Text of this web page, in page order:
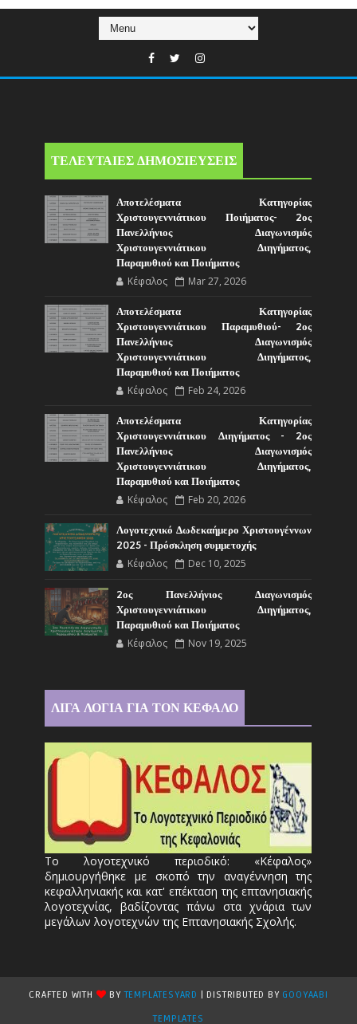
ΤΕΛΕΥΤΑΙΕΣ ΔΗΜΟΣΙΕΥΣΕΙΣ
Αποτελέσματα Κατηγορίας
Χριστουγεννιάτικου Ποιήματος- 2ος
Πανελλήνιος Διαγωνισμός
Χριστουγεννιάτικου Διηγήματος,
Παραμυθιού και Ποιήματος
Κέφαλος Mar 27, 2026
Αποτελέσματα Κατηγορίας
Χριστουγεννιάτικου Παραμυθιού- 2ος
Πανελλήνιος Διαγωνισμός
Χριστουγεννιάτικου Διηγήματος,
Παραμυθιού και Ποιήματος
Κέφαλος Feb 24, 2026
Αποτελέσματα Κατηγορίας
Χριστουγεννιάτικου Διηγήματος - 2ος
Πανελλήνιος Διαγωνισμός
Χριστουγεννιάτικου Διηγήματος,
Παραμυθιού και Ποιήματος
Κέφαλος Feb 20, 2026
Λογοτεχνικό Δωδεκαήμερο Χριστουγέννων
2025 - Πρόσκληση συμμετοχής
Κέφαλος Dec 10, 2025
2ος Πανελλήνιος Διαγωνισμός
Χριστουγεννιάτικου Διηγήματος,
Παραμυθιού και Ποιήματος
Κέφαλος Nov 19, 2025
ΛΙΓΑ ΛΟΓΙΑ ΓΙΑ ΤΟΝ ΚΕΦΑΛΟ
Το λογοτεχνικό περιοδικό: «Κέφαλος»
δημιουργήθηκε με σκοπό την αναγέννηση της
κεφαλληνιακής και κατ' επέκταση της επτανησιακής
λογοτεχνίας, βαδίζοντας πάνω στα χνάρια των
μεγάλων λογοτεχνών της Επτανησιακής Σχολής.
CRAFTED WITH BYTEMPLATESYARD | DISTRIBUTED BY GOOYAABI
TEMPLATES